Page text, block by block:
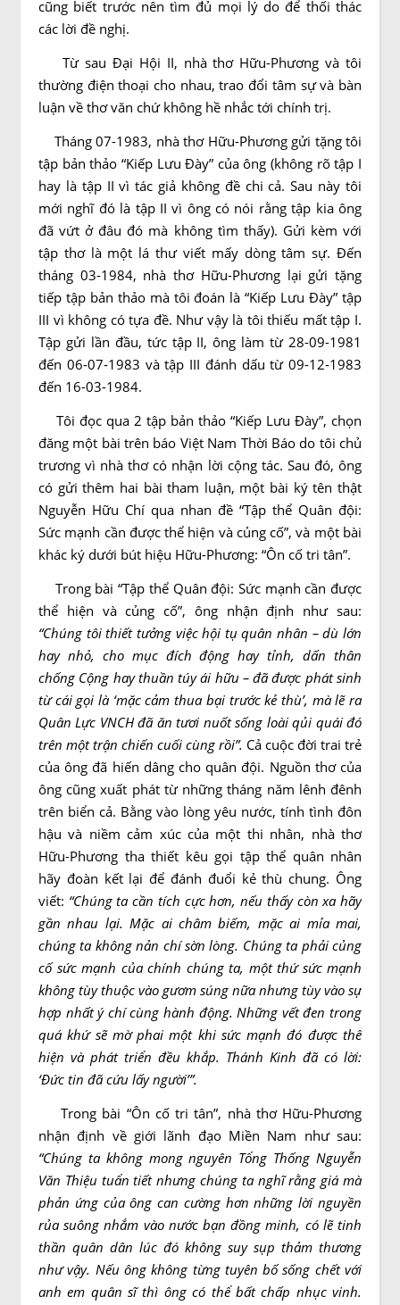
cũng biết trước nên tìm đủ mọi lý do để thối thác
các lời đề nghị.
Từ sau Ðại Hội II, nhà thơ Hữu-Phương và tôi
thường điện thoại cho nhau, trao đổi tâm sự và bàn
luận về thơ văn chứ không hề nhắc tới chính trị.
Tháng 07-1983, nhà thơ Hữu-Phương gửi tặng tôi
tập bản thảo “Kiếp Lưu Ðày” của ông (không rõ tập I
hay là tập II vì tác giả không đề chi cả. Sau này tôi
mới nghĩ đó là tập II vì ông có nói rằng tập kia ông
đã vứt ở đâu đó mà không tìm thấy). Gửi kèm với
tập thơ là một lá thư viết mấy dòng tâm sự. Ðến
tháng 03-1984, nhà thơ Hữu-Phương lại gửi tặng
tiếp tập bản thảo mà tôi đoán là “Kiếp Lưu Ðày” tập
III vì không có tựa đề. Như vậy là tôi thiếu mất tập I.
Tập gửi lần đầu, tức tập II, ông làm từ 28-09-1981
đến 06-07-1983 và tập III đánh dấu từ 09-12-1983
đến 16-03-1984.
Tôi đọc qua 2 tập bản thảo “Kiếp Lưu Ðày”, chọn
đăng một bài trên báo Việt Nam Thời Báo do tôi chủ
trương vì nhà thơ có nhận lời cộng tác. Sau đó, ông
có gửi thêm hai bài tham luận, một bài ký tên thật
Nguyễn Hữu Chí qua nhan đề “Tập thể Quân đội:
Sức mạnh cần được thể hiện và củng cố”, và một bài
khác ký dưới bút hiệu Hữu-Phương: “Ôn cố tri tân”.
Trong bài “Tập thể Quân đội: Sức mạnh cần được
thể hiện và củng cố”, ông nhận định như sau:
“Chúng tôi thiết tưởng việc hội tụ quân nhân – dù lớn
hay nhỏ, cho mục đích động hay tỉnh, dấn thân
chống Cộng hay thuần túy ái hữu – đã được phát sinh
từ cái gọi là ‘mặc cảm thua bại trước kẻ thù’, mà lẽ ra
Quân Lực VNCH đã ăn tươi nuốt sống loài qủi quái đó
trên một trận chiến cuối cùng rồi”. Cả cuộc đời trai trẻ
của ông đã hiến dâng cho quân đội. Nguồn thơ của
ông cũng xuất phát từ những tháng năm lênh đênh
trên biển cả. Bằng vào lòng yêu nước, tính tình đôn
hậu và niềm cảm xúc của một thi nhân, nhà thơ
Hữu-Phương tha thiết kêu gọi tập thể quân nhân
hãy đoàn kết lại để đánh đuổi kẻ thù chung. Ông
viết: “Chúng ta cần tích cực hơn, nếu thấy còn xa hãy
gần nhau lại. Mặc ai châm biếm, mặc ai mỉa mai,
chúng ta không nản chí sờn lòng. Chúng ta phải củng
cố sức mạnh của chính chúng ta, một thứ sức mạnh
không tùy thuộc vào gươm súng nữa nhưng tùy vào sự
hợp nhất ý chí cùng hành động. Những vết đen trong
quá khứ sẽ mờ phai một khi sức mạnh đó được thể
hiện và phát triển đều khắp. Thánh Kinh đã có lời:
‘Ðức tin đã cứu lấy người’”.
Trong bài “Ôn cố tri tân”, nhà thơ Hữu-Phương
nhận định về giới lãnh đạo Miền Nam như sau:
“Chúng ta không mong nguyên Tổng Thống Nguyễn
Văn Thiệu tuẩn tiết nhưng chúng ta nghĩ rằng giá mà
phản ứng của ông can cường hơn những lời nguyền
rủa suông nhắm vào nước bạn đồng minh, có lẽ tinh
thần quân dân lúc đó không suy sụp thảm thương
như vậy. Nếu ông không từng tuyên bố sống chết với
anh em quân sĩ thì ông có thể bất chấp nhục vinh.